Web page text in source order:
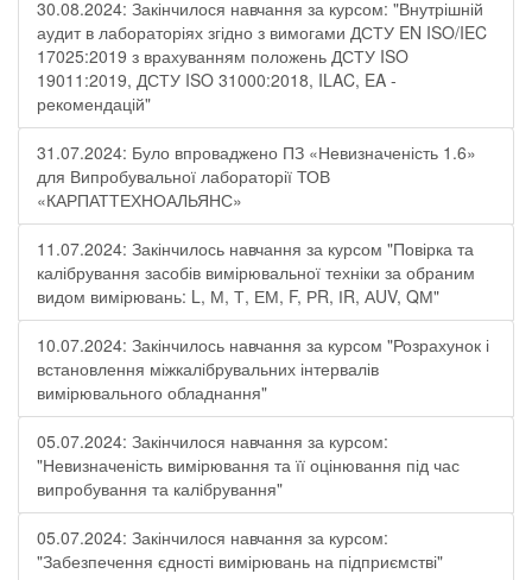
30.08.2024: Закінчилося навчання за курсом: "Внутрішній
аудит в лабораторіях згідно з вимогами ДСТУ EN ISO/IEC
17025:2019 з врахуванням положень ДСТУ ISO
19011:2019, ДСТУ ISO 31000:2018, ILAC, EA -
рекомендацій"
31.07.2024: Було впроваджено ПЗ «Невизначеність 1.6»
для Випробувальної лабораторії ТОВ
«КАРПАТТЕХНОАЛЬЯНС»
11.07.2024: Закінчилось навчання за курсом "Повірка та
калібрування засобів вимірювальної техніки за обраним
видом вимірювань: L, М, Т, ЕМ, F, РR, ІR, АUV, QМ"
10.07.2024: Закінчилось навчання за курсом "Розрахунок і
встановлення міжкалібрувальних інтервалів
вимірювального обладнання"
05.07.2024: Закінчилося навчання за курсом:
"Невизначеність вимірювання та її оцінювання під час
випробування та калібрування"
05.07.2024: Закінчилося навчання за курсом:
"Забезпечення єдності вимірювань на підприємстві"